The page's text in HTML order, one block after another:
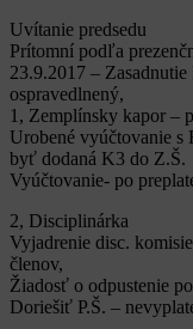
Uvítanie predsedu
Prítomní podľa
23.9.2017 –
ospravedlnený,
1, Zemplínsky kapor –
Urobené vyúčtovanie s
byť dodaná K3 do Z.Š.
Vyúčtovanie- po
2, Disciplinárka
Vyjadrenie disc.
členov,
Žiadosť o odpustenie
Doriešiť P.Š. –